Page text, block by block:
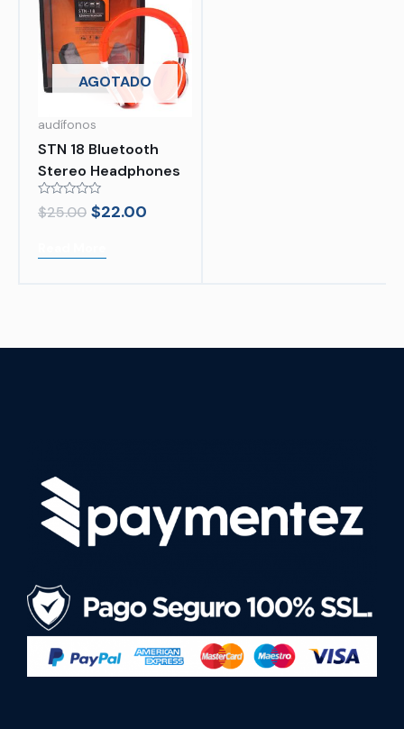
AGOTADO
audífonos
STN 18 Bluetooth
Stereo Headphones
Rated
0
$25.00 $22.00